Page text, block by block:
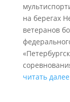
на берегах
ветеранов
читать далее